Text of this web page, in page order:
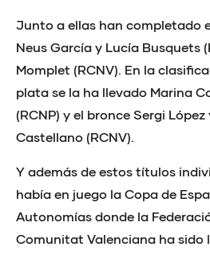
Junto a ellas han completado
Neus García y Lucía Busquets
Momplet (RCNV). En la
plata se la ha llevado Marina
(RCNP) y el bronce Sergi
Castellano (RCNV).
Y además de estos títulos
había en juego la Copa de
Autonomías donde la
Comunitat Valenciana ha sido